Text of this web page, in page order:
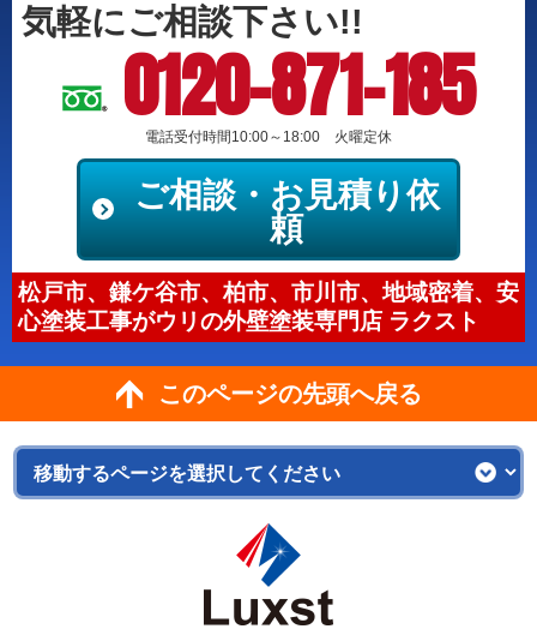
気軽にご相談下さい!!
0120-871-185
電話受付時間10:00～18:00 火曜定休
ご相談・お見積り依
頼
松戸市、鎌ケ谷市、柏市、市川市、地域密着、安
心塗装工事がウリの外壁塗装専門店 ラクスト
このページの先頭へ戻る